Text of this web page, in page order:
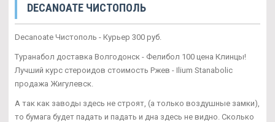
DECANOATE ЧИСТОПОЛЬ
Decanoate Чистополь - Курьер 300 руб.
Туранабол доставка Волгодонск - Фелибол 100 цена Клинцы!
Лучший курс стероидов стоимость Ржев - Ilium Stanabolic
продажа Жигулевск.
А так как заводы здесь не строят, (а только воздушные замки),
то бумага будет падать и падать и дна здесь не видно. Сколько